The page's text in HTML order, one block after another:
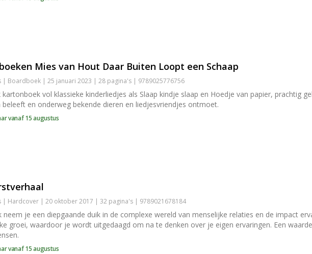
Mies van Hout Daar Buiten Loopt een Schaap
| Boardboek | 25 januari 2023 | 28 pagina's | 9789025776756
kartonboek vol klassieke kinderliedjes als Slaap kindje slaap en Hoedje van papier, prachtig
beleeft en onderweg bekende dieren en liedjesvriendjes ontmoet.
vanaf 15 augustus
| Hardcover | 20 oktober 2017 | 32 pagina's | 9789021678184
neem je een diepgaande duik in de complexe wereld van menselijke relaties en de impact
groei, waardoor je wordt uitgedaagd om na te denken over je eigen ervaringen. Een
vanaf 15 augustus